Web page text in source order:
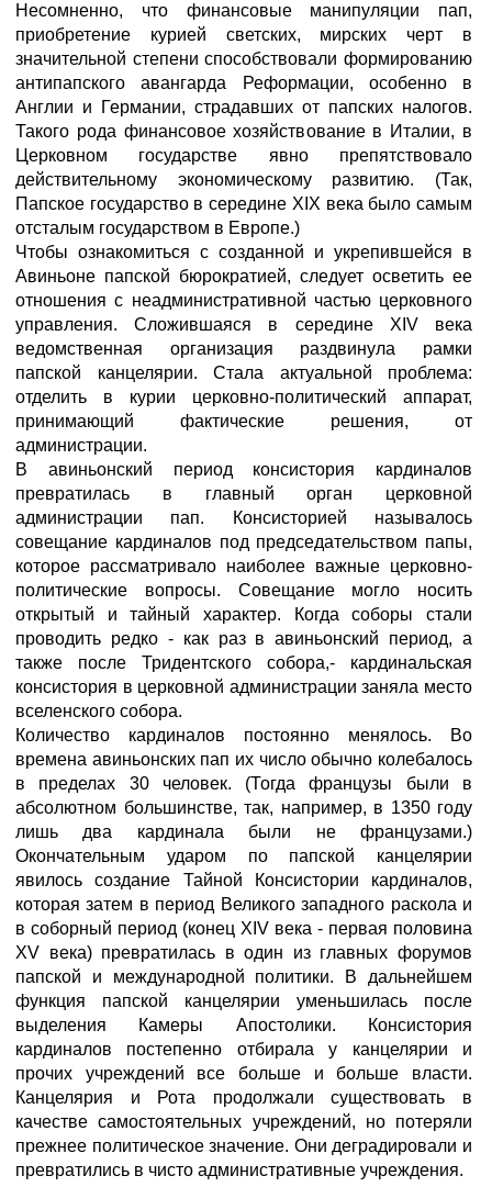
Несомненно, что финансовые манипуляции пап,
приобретение курией светских, мирских черт в
значительной степени способствовали формированию
антипапского авангарда Реформации, особенно в
Англии и Германии, страдавших от папских налогов.
Такого рода финансовое хозяйствование в Италии, в
Церковном государстве явно препятствовало
действительному экономическому развитию. (Так,
Папское государство в середине XIX века было самым
отсталым государством в Европе.)
Чтобы ознакомиться с созданной и укрепившейся в
Авиньоне папской бюрократией, следует осветить ее
отношения с неадминистративной частью церковного
управления. Сложившаяся в середине XIV века
ведомственная организация раздвинула рамки
папской канцелярии. Стала актуальной проблема:
отделить в курии церковно-политический аппарат,
принимающий фактические решения, от
администрации.
В авиньонский период консистория кардиналов
превратилась в главный орган церковной
администрации пап. Консисторией называлось
совещание кардиналов под председательством папы,
которое рассматривало наиболее важные церковно-
политические вопросы. Совещание могло носить
открытый и тайный характер. Когда соборы стали
проводить редко - как раз в авиньонский период, а
также после Тридентского собора,- кардинальская
консистория в церковной администрации заняла место
вселенского собора.
Количество кардиналов постоянно менялось. Во
времена авиньонских пап их число обычно колебалось
в пределах 30 человек. (Тогда французы были в
абсолютном большинстве, так, например, в 1350 году
лишь два кардинала были не французами.)
Окончательным ударом по папской канцелярии
явилось создание Тайной Консистории кардиналов,
которая затем в период Великого западного раскола и
в соборный период (конец XIV века - первая половина
XV века) превратилась в один из главных форумов
папской и международной политики. В дальнейшем
функция папской канцелярии уменьшилась после
выделения Камеры Апостолики. Консистория
кардиналов постепенно отбирала у канцелярии и
прочих учреждений все больше и больше власти.
Канцелярия и Рота продолжали существовать в
качестве самостоятельных учреждений, но потеряли
прежнее политическое значение. Они деградировали и
превратились в чисто административные учреждения.